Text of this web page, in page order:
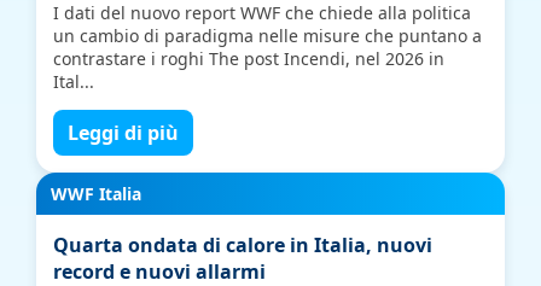
I dati del nuovo report WWF che chiede alla politica
un cambio di paradigma nelle misure che puntano a
contrastare i roghi The post Incendi, nel 2026 in
Ital...
Leggi di più
WWF Italia
Quarta ondata di calore in Italia, nuovi
record e nuovi allarmi